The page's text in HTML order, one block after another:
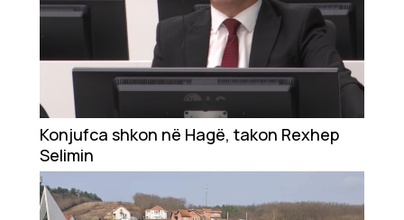
Konjufca shkon në Hagë, takon Rexhep
Selimin